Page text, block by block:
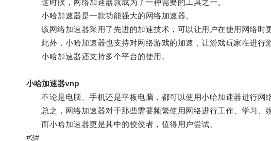
这时候，网络加速器就成为了一种需要的工具之一。
小哈加速器是一款功能强大的网络加速器。
该网络加速器采用了先进的加速技术，可以让用户在使用网络时
此外，小哈加速器也支持对网络游戏的加速，让游戏玩家在进行
小哈加速器还支持多个平台的使用。
小哈加速器vnp
不论是电脑、手机还是平板电脑，都可以使用小哈加速器进行网
总之，网络加速器对于那些需要频繁使用网络进行工作、学习、
而小哈加速器更是其中的佼佼者，值得用户尝试。
#3#